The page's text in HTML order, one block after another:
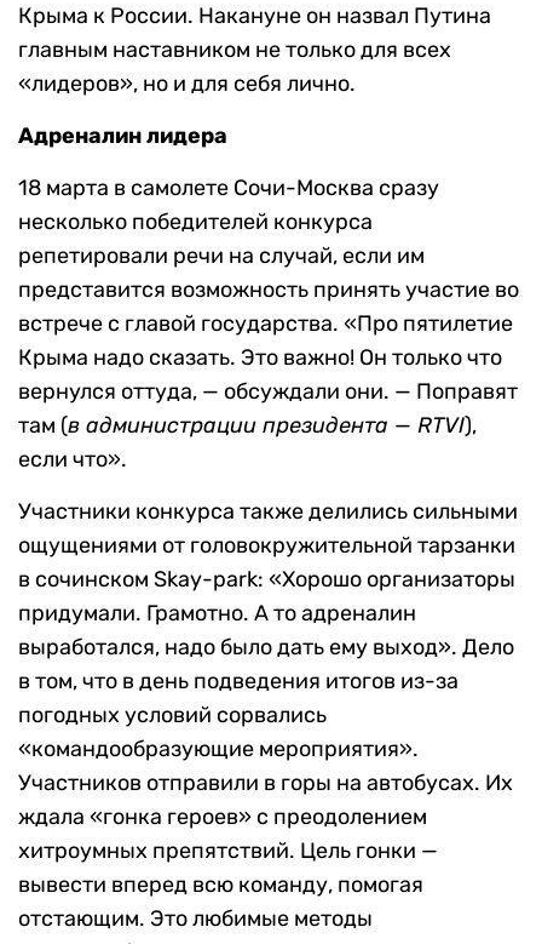
Крыма к России. Накануне он назвал Путина
главным наставником не только для всех
«лидеров», но и для себя лично.
Адреналин лидера
18 марта в самолете Сочи-Москва сразу
несколько победителей конкурса
репетировали речи на случай, если им
представится возможность принять участие во
встрече с главой государства. «Про пятилетие
Крыма надо сказать. Это важно! Он только что
вернулся оттуда, — обсуждали они. — Поправят
там (в администрации президента — RTVI),
если что».
Участники конкурса также делились сильными
ощущениями от головокружительной тарзанки
в сочинском Skay-park: «Хорошо организаторы
придумали. Грамотно. А то адреналин
выработался, надо было дать ему выход». Дело
в том, что в день подведения итогов из-за
погодных условий сорвались
«командообразующие мероприятия».
Участников отправили в горы на автобусах. Их
ждала «гонка героев» с преодолением
хитроумных препятствий. Цель гонки —
вывести вперед всю команду, помогая
отстающим. Это любимые методы